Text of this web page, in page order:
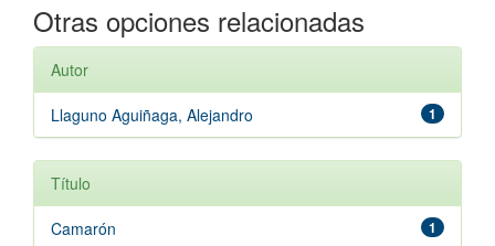
Otras opciones relacionadas
Autor
1
Llaguno Aguiñaga, Alejandro
Título
1
Camarón